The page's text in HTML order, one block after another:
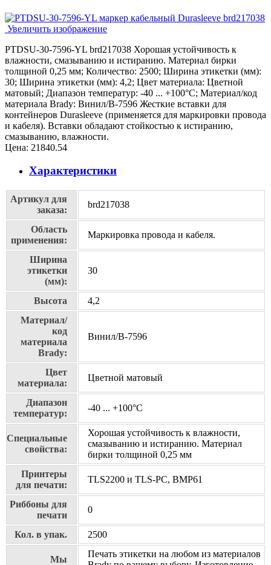
Увеличить изображение
PTDSU-30-7596-YL brd217038 Хорошая устойчивость к
влажности, смазыванию и истиранию. Материал бирки
толщиной 0,25 мм; Количество: 2500; Ширина этикетки (мм):
30; Ширина этикетки (мм): 4,2; Цвет материала: Цветной
матовый; Диапазон температур: -40 ... +100°С; Материал/код
материала Brady: Винил/В-7596 Жесткие вставки для
контейнеров Durasleeve (применяется для маркировки провода
и кабеля). Вставки обладают стойкостью к истиранию,
смазыванию, влажности.
Цена: 21840.54
Характеристики
Артикул для
заказа:
brd217038
Область
применения:
Маркировка провода и кабеля.
Ширина
этикетки
(мм):
30
Высота
4,2
Материал/
код
материала
Brady:
Винил/В-7596
Цвет
материала:
Цветной матовый
Диапазон
температур:
-40 ... +100°С
Специальные
свойства:
Хорошая устойчивость к влажности,
смазыванию и истиранию. Материал
бирки толщиной 0,25 мм
Принтеры
для печати:
TLS2200 и TLS-PC, BMP61
Риббоны для
печати
0
Кол. в упак. 2500
Мы
Печать этикетки на любом из материалов